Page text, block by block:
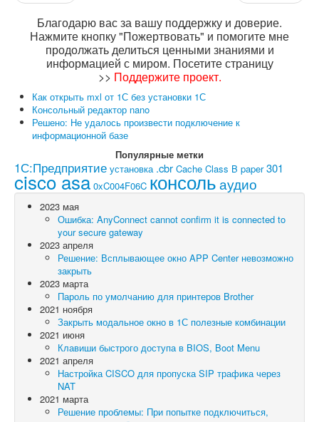
Благодарю вас за вашу поддержку и доверие.
Нажмите кнопку "Пожертвовать" и помогите мне
продолжать делиться ценными знаниями и
информацией с миром. Посетите страницу
>> Поддержите проект.
Как открыть mxl от 1С без установки 1С
Консольный редактор nano
Решено: Не удалось произвести подключение к
информационной базе
Популярные метки
1С:Предприятие установка .cbr Cache Class B paper301
cisco asa 0xC004F06C консольаудио
2023 мая
Ошибка: AnyConnect cannot confirm it is connected to
your secure gateway
2023 апреля
Решение: Всплывающее окно APP Center невозможно
закрыть
2023 марта
Пароль по умолчанию для принтеров Brother
2021 ноября
Закрыть модальное окно в 1С полезные комбинации
2021 июня
Клавиши быстрого доступа в BIOS, Boot Menu
2021 апреля
Настройка CISCO для пропуска SIP трафика через
NAT
2021 марта
Решение проблемы: При попытке подключиться,